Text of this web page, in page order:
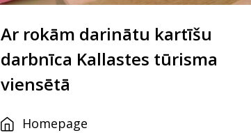
Ar rokām darinātu kartīšu
darbnīca Kallastes tūrisma
viensētā
Homepage